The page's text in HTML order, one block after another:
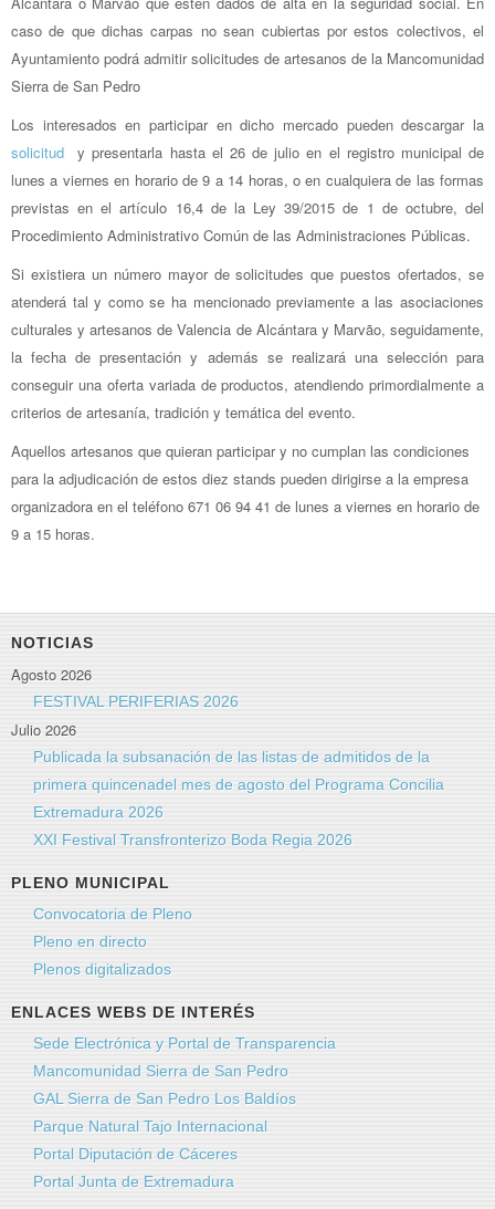
caso de que dichas carpas no sean cubiertas por estos colectivos, el
Ayuntamiento podrá admitir solicitudes de artesanos de la Mancomunidad
Sierra de San Pedro
Los interesados en participar en dicho mercado pueden descargar la
solicitud y presentarla hasta el 26 de julio en el registro municipal de
lunes a viernes en horario de 9 a 14 horas, o en cualquiera de las formas
previstas en el artículo 16,4 de la Ley 39/2015 de 1 de octubre, del
Procedimiento Administrativo Común de las Administraciones Públicas.
Si existiera un número mayor de solicitudes que puestos ofertados, se
atenderá tal y como se ha mencionado previamente a las asociaciones
culturales y artesanos de Valencia de Alcántara y Marvão, seguidamente,
la fecha de presentación y además se realizará una selección para
conseguir una oferta variada de productos, atendiendo primordialmente a
criterios de artesanía, tradición y temática del evento.
Aquellos artesanos que quieran participar y no cumplan las condiciones
para la adjudicación de estos diez stands pueden dirigirse a la empresa
organizadora en el teléfono 671 06 94 41 de lunes a viernes en horario de
9 a 15 horas.
NOTICIAS
Agosto 2026
FESTIVAL PERIFERIAS 2026
Julio 2026
Publicada la subsanación de las listas de admitidos de la
primera quincenadel mes de agosto del Programa Concilia
Extremadura 2026
XXI Festival Transfronterizo Boda Regia 2026
PLENO MUNICIPAL
Convocatoria de Pleno
Pleno en directo
Plenos digitalizados
ENLACES WEBS DE INTERÉS
Sede Electrónica y Portal de Transparencia
Mancomunidad Sierra de San Pedro
GAL Sierra de San Pedro Los Baldíos
Parque Natural Tajo Internacional
Portal Diputación de Cáceres
Portal Junta de Extremadura